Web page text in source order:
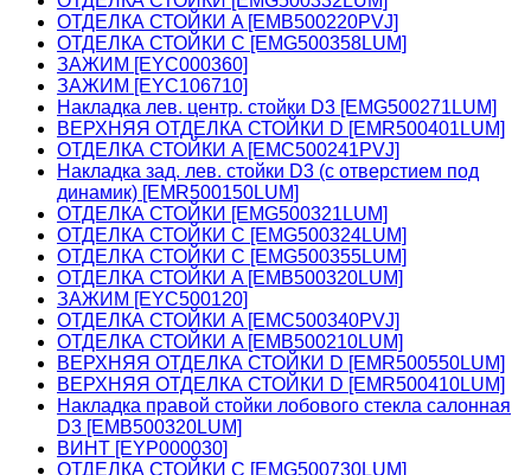
ОТДЕЛКА СТОЙКИ A [EMB500220PVJ]
ОТДЕЛКА СТОЙКИ C [EMG500358LUM]
ЗАЖИМ [EYC000360]
ЗАЖИМ [EYC106710]
Накладка лев. центр. стойки D3 [EMG500271LUM]
ВЕРХНЯЯ ОТДЕЛКА СТОЙКИ D [EMR500401LUM]
ОТДЕЛКА СТОЙКИ A [EMC500241PVJ]
Накладка зад. лев. стойки D3 (с отверстием под
динамик) [EMR500150LUM]
ОТДЕЛКА СТОЙКИ [EMG500321LUM]
ОТДЕЛКА СТОЙКИ C [EMG500324LUM]
ОТДЕЛКА СТОЙКИ C [EMG500355LUM]
ОТДЕЛКА СТОЙКИ A [EMB500320LUM]
ЗАЖИМ [EYC500120]
ОТДЕЛКА СТОЙКИ A [EMC500340PVJ]
ОТДЕЛКА СТОЙКИ A [EMB500210LUM]
ВЕРХНЯЯ ОТДЕЛКА СТОЙКИ D [EMR500550LUM]
ВЕРХНЯЯ ОТДЕЛКА СТОЙКИ D [EMR500410LUM]
Накладка правой стойки лобового стекла салонная
D3 [EMB500320LUM]
ВИНТ [EYP000030]
ОТДЕЛКА СТОЙКИ C [EMG500730LUM]